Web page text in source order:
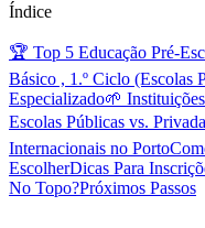
Índice
🏆 Top 5 Educação Pré-
Básico , 1.º Ciclo (Escolas
Especializado🌱
Escolas Públicas vs.
Internacionais no Porto
EscolherDicas Para
No Topo?Próximos Passos